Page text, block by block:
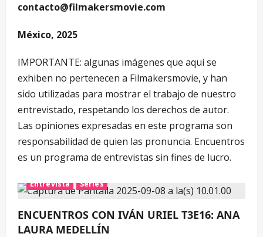
contacto@filmakersmovie.com
México, 2025
IMPORTANTE: algunas imágenes que aquí se
exhiben no pertenecen a Filmakersmovie, y han
sido utilizadas para mostrar el trabajo de nuestro
entrevistado, respetando los derechos de autor.
Las opiniones expresadas en este programa son
responsabilidad de quien las pronuncia. Encuentros
es un programa de entrevistas sin fines de lucro.
Entrevista Series
ENCUENTROS CON IVÁN URIEL T3E16: ANA
LAURA MEDELLÍN